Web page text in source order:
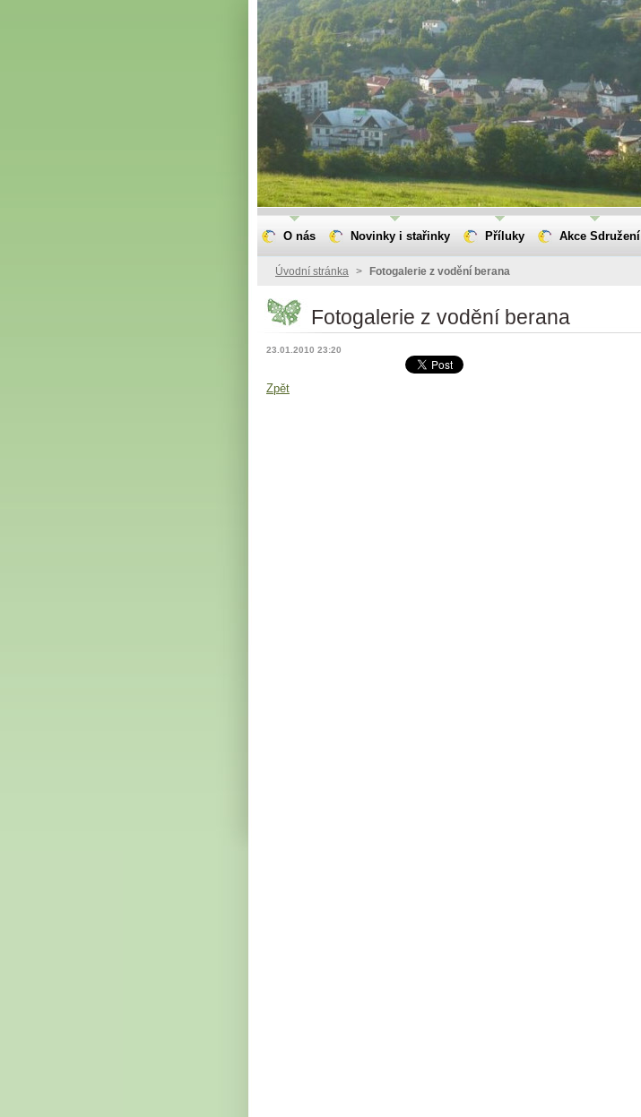
Úvodní stránka > Fotogalerie z vodění berana
Fotogalerie z vodění berana
23.01.2010 23:20
Zpět
O nás Novinky i stařinky Příluky Akce Sdružení